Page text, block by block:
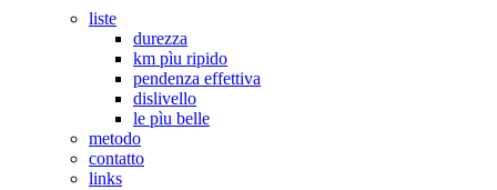
liste
durezza
km pìu ripido
pendenza effettiva
dislivello
le pìu belle
metodo
contatto
links